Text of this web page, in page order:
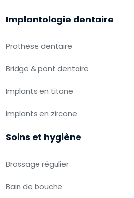
Implantologie dentaire
Prothèse dentaire
Bridge & pont dentaire
Implants en titane
Implants en zircone
Soins et hygiène
Brossage régulier
Bain de bouche